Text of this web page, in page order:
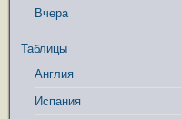
Вчера
Таблицы
Англия
Испания